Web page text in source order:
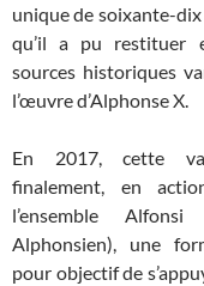
unique de soixante-
qu’il a pu restituer
sources historiques
l’œuvre d’Alphonse X.
En 2017, cette
finalement, en
l’ensemble
Alphonsien), une
pour objectif de